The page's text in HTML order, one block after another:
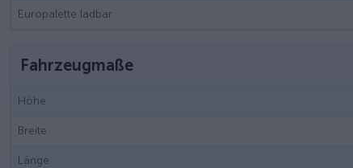
Europalette ladbar
Fahrzeugmaße
Höhe
Breite
Länge